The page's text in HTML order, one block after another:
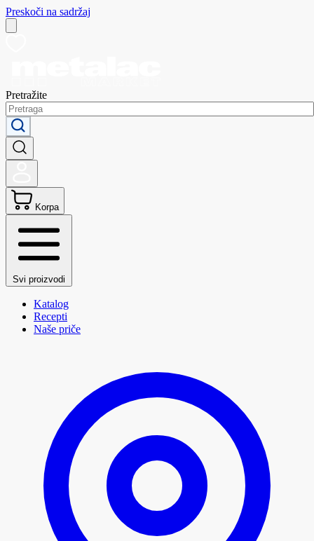
Preskoči na sadržaj
Pretražite
Korpa
Svi proizvodi
Katalog
Recepti
Naše priče